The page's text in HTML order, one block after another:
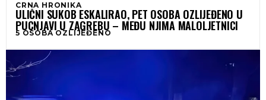
CRNA HRONIKA
ULIČNI SUKOB ESKALIRAO, PET OSOBA OZLIJEĐENO U
PUCNJAVI U ZAGREBU – MEĐU NJIMA MALOLJETNICI
5 OSOBA OZLIJEĐENO